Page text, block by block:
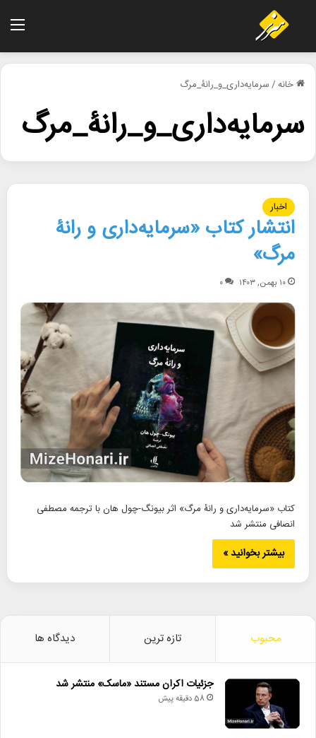
خانه/سرمایه‌داری_و_رانۀ_مرگ
سرمایه‌داری_و_رانۀ_مرگ
اخبار
انتشار کتاب «سرمایه‌داری و رانۀ
مرگ»
۱۰ بهمن, ۱۴۰۳ ۰
کتاب «سرمایه‌داری و رانۀ مرگ» اثر بیونگ-چول هان با ترجمه مصطفی
انصافی منتشر شد
بیشتر بخوانید »
محبوب تازه ترین دیدگاه ها
جزئیات اکران مستند «ماسک» منتشر شد
58 دقیقه پیش